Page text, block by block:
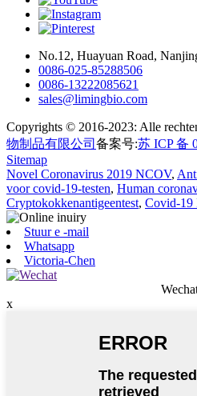
No.12, Huayuan Road,
0086-025-85288506
0086-13222085621
sales@limingbio.com
Copyrights © 2016-2023: Alle
物制品有限公司 备案号:苏 ICP 备
Sitemap
Novel Coronavirus 2019 NCOV,
voor covid-19-testen, Human
Cryptokokkenantigeentest, Covid-19
Stuur e -mail
Whatsapp
Victoria-Chen
x